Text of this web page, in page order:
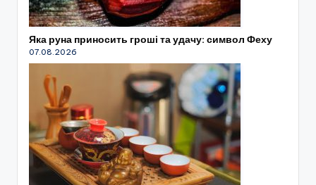
Яка руна приносить гроші та удачу: символ Феху
07.08.2026